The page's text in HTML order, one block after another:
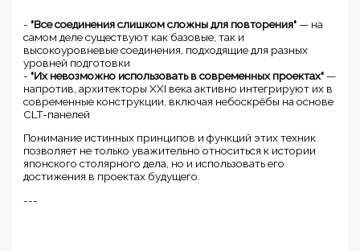
- "Все соединения слишком сложны для повторения" — на
самом деле существуют как базовые, так и
высокоуровневые соединения, подходящие для разных
уровней подготовки
- "Их невозможно использовать в современных проектах" —
напротив, архитекторы XXI века активно интегрируют их в
современные конструкции, включая небоскрёбы на основе
CLT-панелей
Понимание истинных принципов и функций этих техник
позволяет не только уважительно относиться к истории
японского столярного дела, но и использовать его
достижения в проектах будущего.
---